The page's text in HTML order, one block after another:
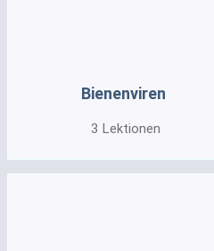
Bienenviren
3 Lektionen